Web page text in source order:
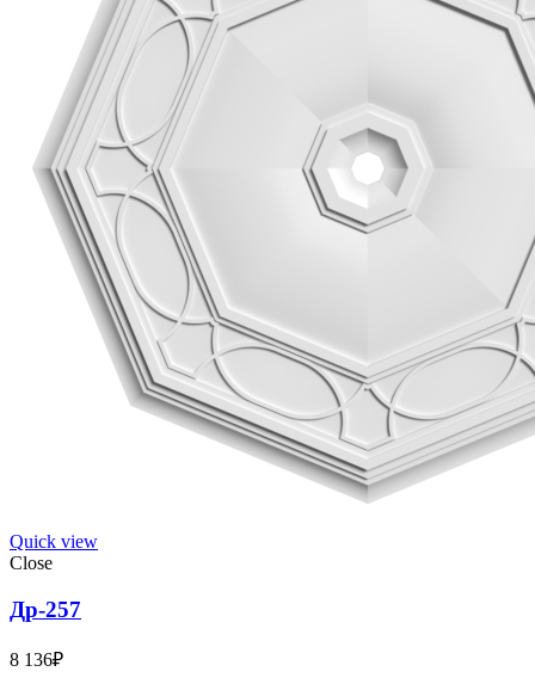
Quick view
Close
Др-257
8 136₽